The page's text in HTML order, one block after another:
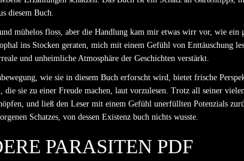
diesem Buch.
mühelos floss, aber die Handlung kam mir etwas wirr vor, wie ein
ins Stocken geraten, mich mit einem Gefühl von Enttäuschung
und unheimliche Atmosphäre der Geschichten verstärkt.
wie sie in diesem Buch erforscht wird, bietet frische
sie zu einer Freude machen, laut vorzulesen. Trotz all seiner
und ließ den Leser mit einem Gefühl unerfüllten Potenzials
Schatzes, von dessen Existenz buch nichts wusste.
PARASITEN PDF